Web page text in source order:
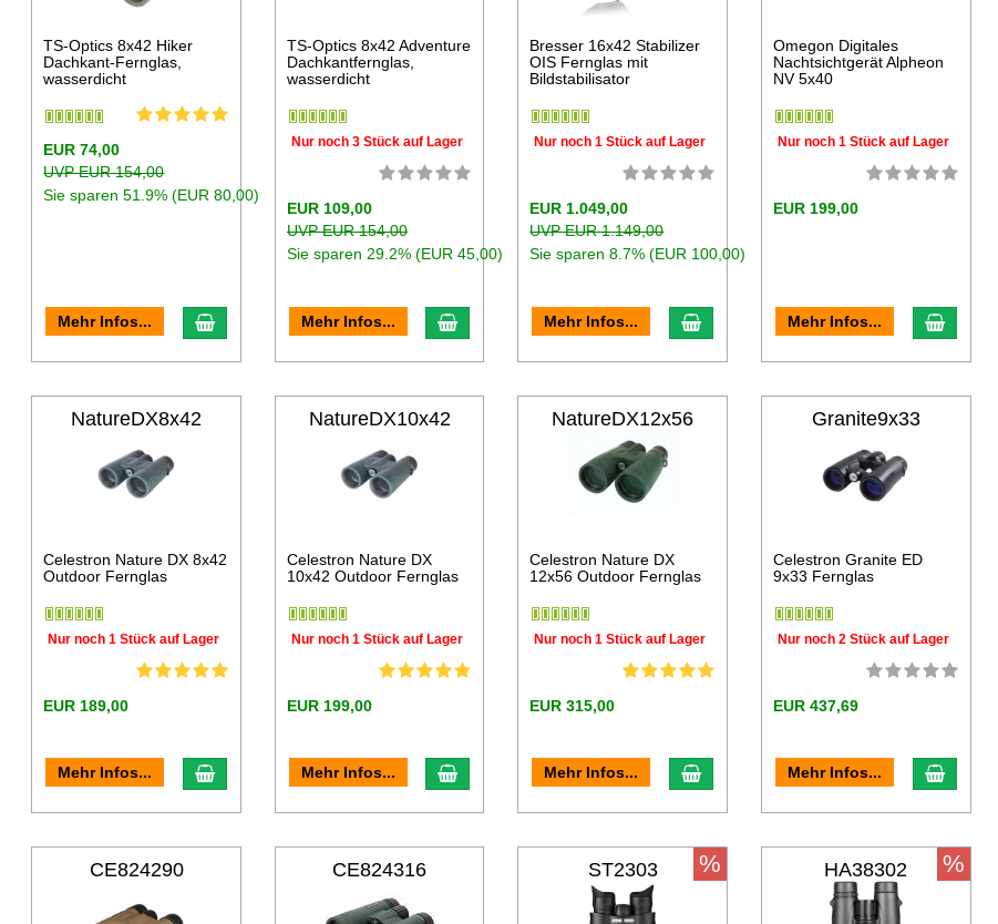
TS-Optics 8x42 Hiker
Dachkant-Fernglas,
wasserdicht
EUR 74,00
UVP EUR 154,00
Sie sparen 51.9% (EUR 80,00)
Mehr Infos...
TS-Optics 8x42 Adventure
Dachkantfernglas,
wasserdicht
Nur noch 3 Stück auf Lager
EUR 109,00
UVP EUR 154,00
Sie sparen 29.2% (EUR 45,00)
Mehr Infos...
Bresser 16x42 Stabilizer
OIS Fernglas mit
Bildstabilisator
Nur noch 1 Stück auf Lager
EUR 1.049,00
UVP EUR 1.149,00
Sie sparen 8.7% (EUR 100,00)
Mehr Infos...
Omegon Digitales
Nachtsichtgerät Alpheon
NV 5x40
Nur noch 1 Stück auf Lager
EUR 199,00
Mehr Infos...
NatureDX8x42
Celestron Nature DX 8x42
Outdoor Fernglas
Nur noch 1 Stück auf Lager
EUR 189,00
Mehr Infos...
NatureDX10x42
Celestron Nature DX
10x42 Outdoor Fernglas
Nur noch 1 Stück auf Lager
EUR 199,00
Mehr Infos...
NatureDX12x56
Celestron Nature DX
12x56 Outdoor Fernglas
Nur noch 1 Stück auf Lager
EUR 315,00
Mehr Infos...
Granite9x33
Celestron Granite ED
9x33 Fernglas
Nur noch 2 Stück auf Lager
EUR 437,69
Mehr Infos...
CE824290 CE824316 ST2303 % HA38302 %